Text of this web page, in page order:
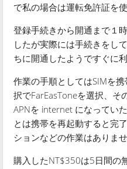
で私の場合は運転免許証を使
登録手続きから開通まで１
したが実際には手続きをし
ちに開通したようですぐに
作業の手順としてはSIMを
択でFarEasToneを選択、そ
APNを internet になってい
とは携帯を再起動すると完
ションなどの作業はありませ
購入したNT$350は5日間の